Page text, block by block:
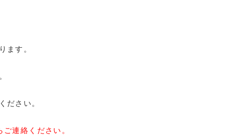
ます。
ださい。
連絡ください。